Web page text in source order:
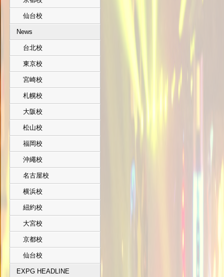
仙台校
News
台北校
東京校
宮崎校
札幌校
大阪校
松山校
福岡校
沖繩校
名古屋校
横浜校
紐約校
大宮校
京都校
仙台校
EXPG HEADLINE